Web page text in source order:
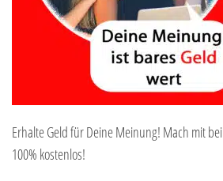
Erhalte Geld für Deine Meinung! Mach mit bei
100% kostenlos!